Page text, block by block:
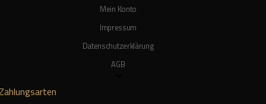
Mein Konto
Impressum
Datenschutzerklärung
AGB